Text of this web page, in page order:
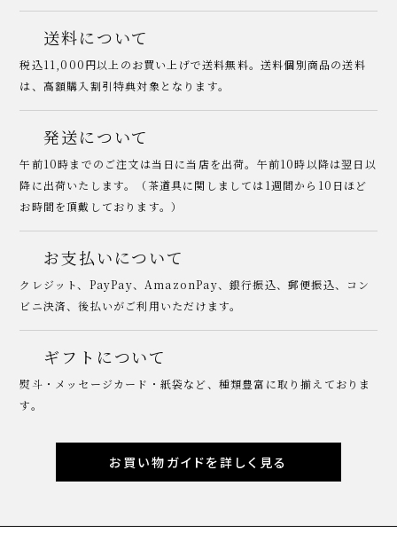
送料について
税込11,000円以上のお買い上げで送料無料。送料個別商品の送料
は、高額購入割引特典対象となります。
発送について
午前10時までのご注文は当日に当店を出荷。午前10時以降は翌日以
降に出荷いたします。（茶道具に関しましては1週間から10日ほど
お時間を頂戴しております。）
お支払いについて
クレジット、PayPay、AmazonPay、銀行振込、郵便振込、コン
ビニ決済、後払いがご利用いただけます。
ギフトについて
熨斗・メッセージカード・紙袋など、種類豊富に取り揃えておりま
す。
お買い物ガイドを詳しく見る